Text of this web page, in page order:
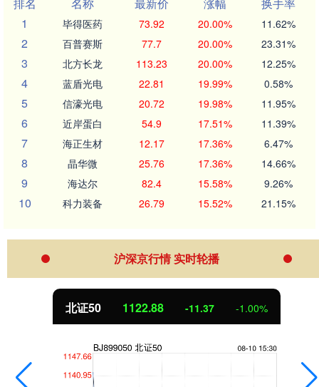
1
毕得医药 73.92 20.00% 11.62%
2 百普赛斯 77.7 20.00% 23.31%
3 北方长龙 113.23 20.00% 12.25%
4 蓝盾光电 22.81 19.99% 0.58%
5 信濠光电 20.72 19.98% 11.95%
6 近岸蛋白 54.9 17.51% 11.39%
7 海正生材 12.17 17.36% 6.47%
8 晶华微 25.76 17.36% 14.66%
9 海达尔 82.4 15.58% 9.26%
10 科力装备 26.79 15.52% 21.15%
沪深京行情 实时轮播
北证50 1122.88 -11.37 -1.00%